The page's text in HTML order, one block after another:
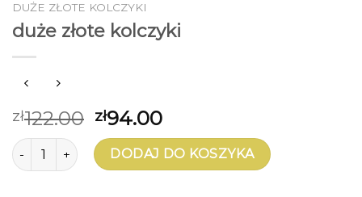
DUŻE ZŁOTE KOLCZYKI
duże złote kolczyki
zł122.00 zł94.00
ilość duże złote kolczykiDODAJ DO KOSZYKA